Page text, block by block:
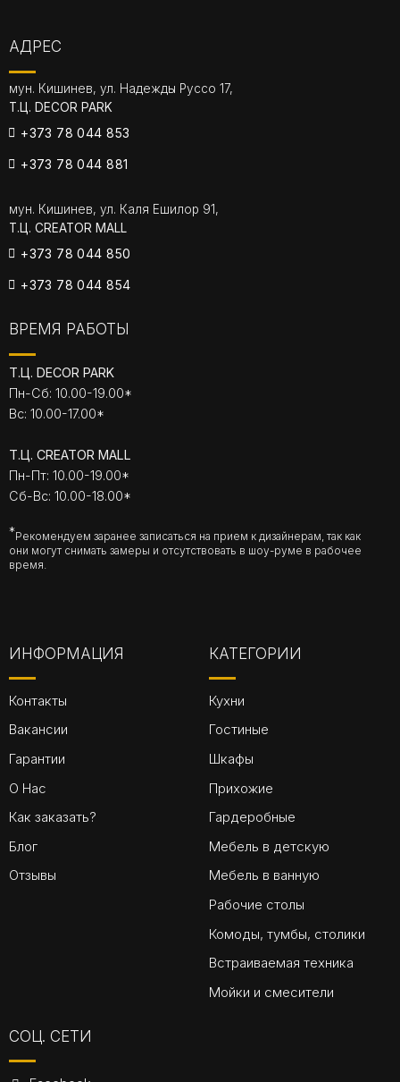
АДРЕС
мун. Кишинев, ул. Надежды Руссо 17,
Т.Ц. DECOR PARK
+373 78 044 853
+373 78 044 881
мун. Кишинев, ул. Каля Ешилор 91,
Т.Ц. CREATOR MALL
+373 78 044 850
+373 78 044 854
ВРЕМЯ РАБОТЫ
Т.Ц. DECOR PARK
Пн-Сб: 10.00-19.00*
Вс: 10.00-17.00*
Т.Ц. CREATOR MALL
Пн-Пт: 10.00-19.00*
Сб-Вс: 10.00-18.00*
*Рекомендуем заранее записаться на прием к дизайнерам, так как
они могут снимать замеры и отсутствовать в шоу-руме в рабочее
время.
ИНФОРМАЦИЯ
Контакты
Вакансии
Гарантии
О Нас
Как заказать?
Блог
Отзывы
КАТЕГОРИИ
Кухни
Гостиные
Шкафы
Прихожие
Гардеробные
Мебель в детскую
Мебель в ванную
Рабочие столы
Комоды, тумбы, столики
Встраиваемая техника
Мойки и смесители
СОЦ. СЕТИ